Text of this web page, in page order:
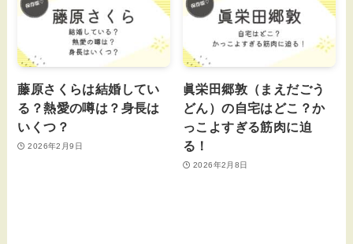
藤原さくらは結婚してい
る？熱愛の噂は？身長は
いくつ？
2026年2月9日
眞栄田郷敦（まえだごう
どん）の自宅はどこ？か
っこよすぎる筋肉に迫
る！
2026年2月8日